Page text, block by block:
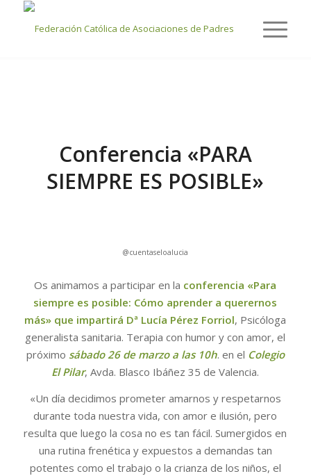
Usted está aquí: Inicio / FCAPA /
Conferencia «PARA
SIEMPRE ES POSIBLE»
@cuentaseloalucia
Os animamos a participar en la conferencia «Para
siempre es posible: Cómo aprender a querernos
más» que impartirá Dª Lucía Pérez Forriol, Psicóloga
generalista sanitaria. Terapia con humor y con amor, el
próximo sábado 26 de marzo a las 10h. en el Colegio
El Pilar, Avda. Blasco Ibáñez 35 de Valencia.
«Un día decidimos prometer amarnos y respetarnos
durante toda nuestra vida, con amor e ilusión, pero
resulta que luego la cosa no es tan fácil. Sumergidos en
una rutina frenética y expuestos a demandas tan
potentes como el trabajo o la crianza de los niños, el